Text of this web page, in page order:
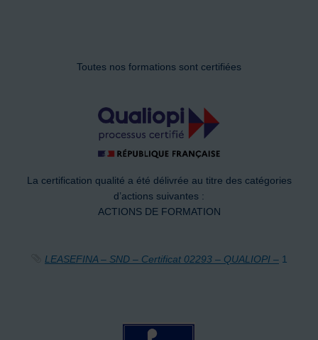
Toutes nos formations sont certifiées
La certification qualité a été délivrée au titre des catégories
d’actions suivantes :
ACTIONS DE FORMATION
LEASEFINA – SND – Certificat 02293 – QUALIOPI –1